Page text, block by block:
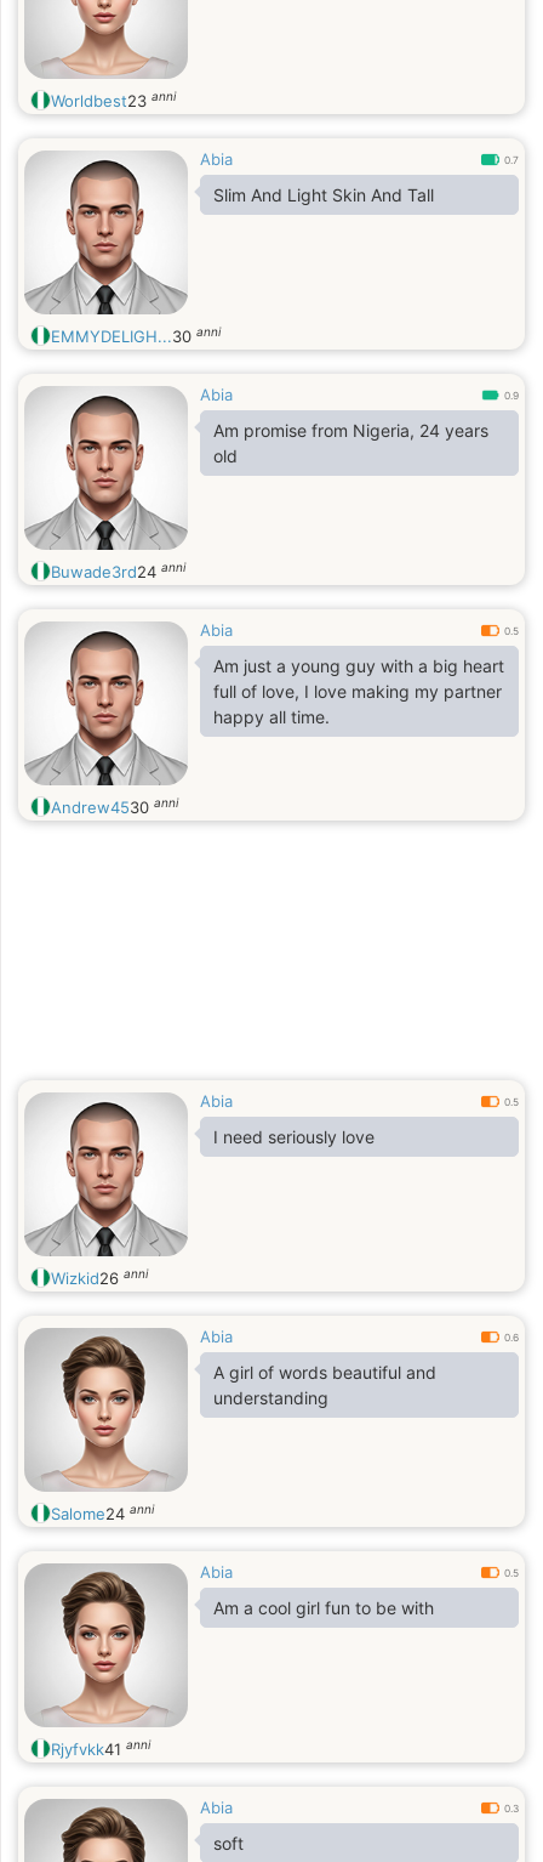
Worldbest23 anni
Abia 0.7
Slim And Light Skin And Tall
EMMYDELIGH...30 anni
Abia 0.9
Am promise from Nigeria, 24 years
old
Buwade3rd24 anni
Abia 0.5
Am just a young guy with a big heart
full of love, I love making my partner
happy all time.
Andrew4530 anni
Abia 0.5
I need seriously love
Wizkid26 anni
Abia 0.6
A girl of words beautiful and
understanding
Salome24 anni
Abia 0.5
Am a cool girl fun to be with
Rjyfvkk41 anni
Abia 0.3
soft